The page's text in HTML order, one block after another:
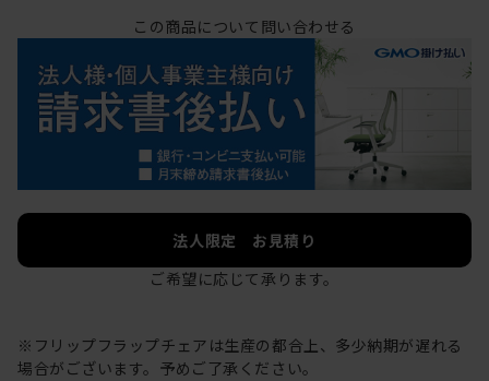
この商品について問い合わせる
法人限定 お見積り
ご希望に応じて承ります。
※フリップフラップチェアは生産の都合上、多少納期が遅れる
場合がございます。予めご了承ください。